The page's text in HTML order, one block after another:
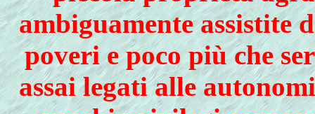
ambiguamente assistite
poveri e poco più che
assai legati alle